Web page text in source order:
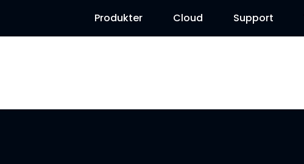
Produkter Cloud Support